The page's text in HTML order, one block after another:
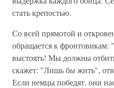
стать крепостью.
Со всей прямотой и
обращается к
выстоять! Мы должны
скажет: "Лишь бы жить",
Если немцы победят, они